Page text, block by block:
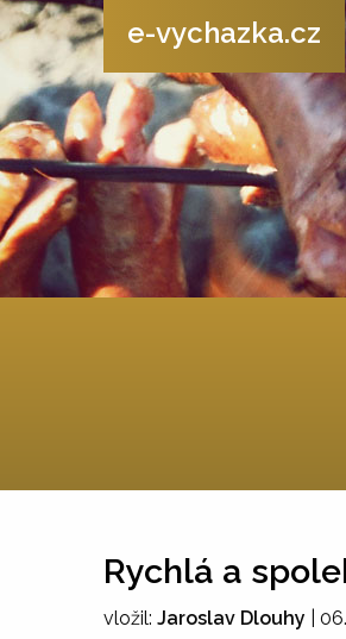
e-vychazka.cz
Rychlá a
vložil: Jaroslav Dlouhy